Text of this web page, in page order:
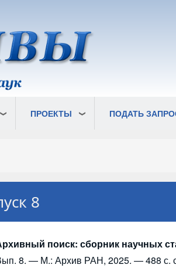
ПРОЕКТЫ ПОДАТЬ
8
поиск: сборник научных
8. — М.: Архив РАН, 2025. — 488 с.